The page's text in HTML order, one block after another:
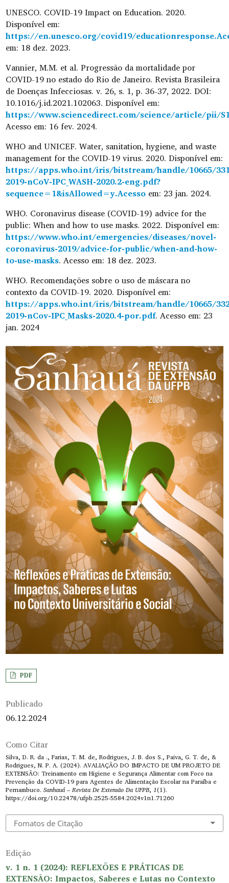
UNESCO. COVID-19 Impact on Education. 2020.
Disponível em:
https://en.unesco.org/covid19/
em: 18 dez. 2023.
Vannier, M.M. et al. Progressão da mortalidade por
COVID-19 no estado do Rio de Janeiro. Revista Brasileira
de Doenças Infecciosas. v. 26, s. 1, p. 36-37, 2022. DOI:
10.1016/j.id.2021.102063. Disponível em:
https://www.sciencedirect.com/science/article/pii/
Acesso em: 16 fev. 2024.
WHO and UNICEF. Water, sanitation, hygiene, and waste
management for the COVID-19 virus. 2020. Disponível em:
https://apps.who.int/iris/bitstream/handle/10665/
2019-nCoV-IPC_WASH-2020.2-eng.pdf?
sequence=1&isAllowed=y.Acesso em: 23 jan. 2024.
WHO. Coronavirus disease (COVID-19) advice for the
public: When and how to use masks. 2022. Disponível em:
https://www.who.int/emergencies/diseases/novel-
coronavirus-2019/advice-for-public/when-and-how-
to-use-masks. Acesso em: 18 dez. 2023.
WHO. Recomendações sobre o uso de máscara no
contexto da COVID-19. 2020. Disponível em:
https://apps.who.int/iris/bitstream/handle/10665/
2019-nCov-IPC_Masks-2020.4-por.pdf. Acesso em: 23
jan. 2024
PDF
Publicado
06.12.2024
Como Citar
Silva, D. R. da ., Farias, T. M. de, Rodrigues, J. B. dos S., Paiva, G. T. de, &
Rodrigues, N. P. A. (2024). AVALIAÇÃO DO IMPACTO DE UM PROJETO DE
EXTENSÃO: Treinamento em Higiene e Segurança Alimentar com Foco na
Prevenção da COVID-19 para Agentes de Alimentação Escolar na Paraíba e
Pernambuco.Sanhauá – Revista De Extensão Da UFPB, 1(1).
https://doi.org/10.22478/ufpb.2525-5584.2024v1n1.71260
Fomatos de Citação
Edição
v. 1 n. 1 (2024): REFLEXÕES E PRÁTICAS DE
EXTENSÃO: Impactos, Saberes e Lutas no Contexto